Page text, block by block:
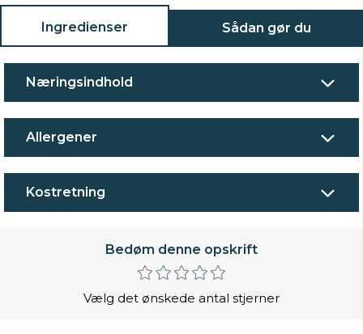
Ingredienser Sådan gør du
Næringsindhold
Allergener
Kostretning
Bedøm denne opskrift
Vælg det ønskede antal stjerner